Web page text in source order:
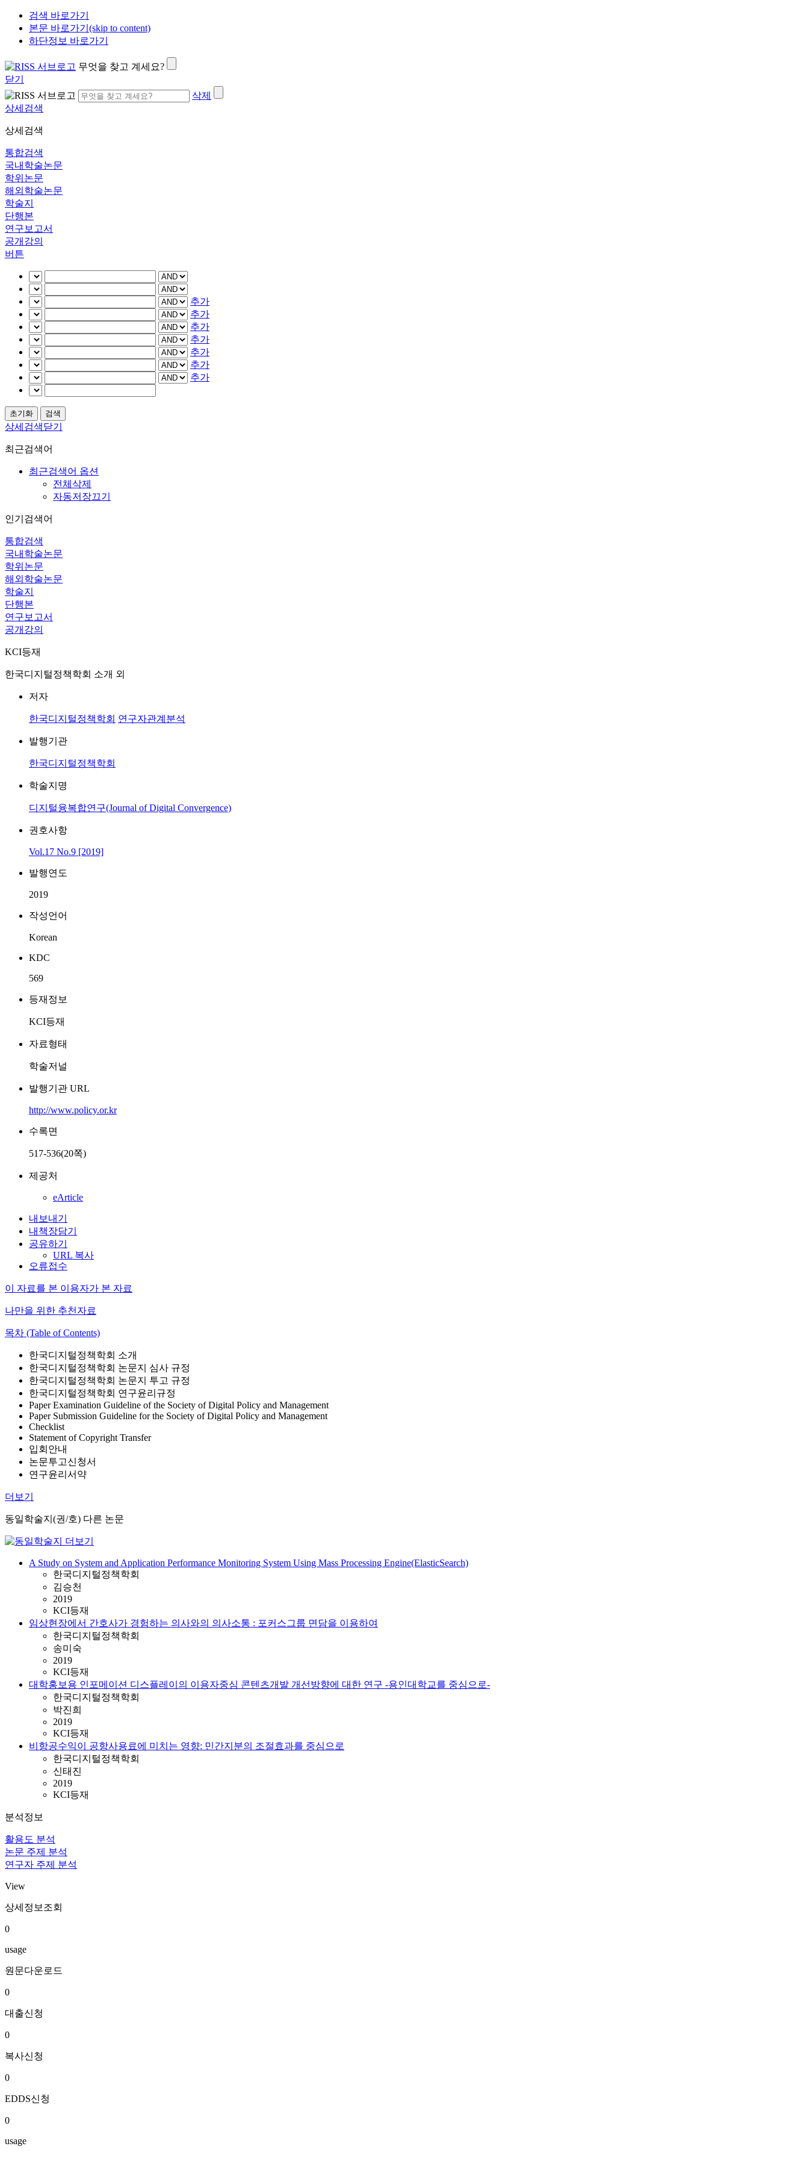
검색 바로가기
본문 바로가기(skip to content)
하단정보 바로가기
무엇을 찾고 계세요?
닫기
삭제
상세검색
상세검색
통합검색
국내학술논문
학위논문
해외학술논문
학술지
단행본
연구보고서
공개강의
버튼
추가
추가
추가
추가
추가
추가
추가
상세검색닫기
최근검색어
최근검색어 옵션
전체삭제
자동저장끄기
인기검색어
통합검색
국내학술논문
학위논문
해외학술논문
학술지
단행본
연구보고서
공개강의
KCI등재
한국디지털정책학회 소개 외
저자
한국디지털정책학회 연구자관계분석
발행기관
한국디지털정책학회
학술지명
디지털융복합연구(Journal of Digital Convergence)
권호사항
Vol.17 No.9 [2019]
발행연도
2019
작성언어
Korean
KDC
569
등재정보
KCI등재
자료형태
학술저널
발행기관 URL
http://www.policy.or.kr
수록면
517-536(20쪽)
제공처
eArticle
내보내기
내책장담기
공유하기
URL 복사
오류접수
이 자료를 본 이용자가 본 자료
나만을 위한 추천자료
목차 (Table of Contents)
한국디지털정책학회 소개
한국디지털정책학회 논문지 심사 규정
한국디지털정책학회 논문지 투고 규정
한국디지털정책학회 연구윤리규정
Paper Examination Guideline of the Society of Digital Policy and Management
Paper Submission Guideline for the Society of Digital Policy and Management
Checklist
Statement of Copyright Transfer
입회안내
논문투고신청서
연구윤리서약
더보기
동일학술지(권/호) 다른 논문
A Study on System and Application Performance Monitoring System Using Mass Processing Engine(ElasticSearch)
한국디지털정책학회
김승천
2019
KCI등재
임상현장에서 간호사가 경험하는 의사와의 의사소통 : 포커스그룹 면담을 이용하여
한국디지털정책학회
송미숙
2019
KCI등재
대학홍보용 인포메이션 디스플레이의 이용자중심 콘텐츠개발 개선방향에 대한 연구 -용인대학교를 중심으로-
한국디지털정책학회
박진희
2019
KCI등재
비항공수익이 공항사용료에 미치는 영향: 민간지분의 조절효과를 중심으로
한국디지털정책학회
신태진
2019
KCI등재
분석정보
활용도 분석
논문 주제 분석
연구자 주제 분석
View
상세정보조회
0
usage
원문다운로드
0
대출신청
0
복사신청
0
EDDS신청
0
usage